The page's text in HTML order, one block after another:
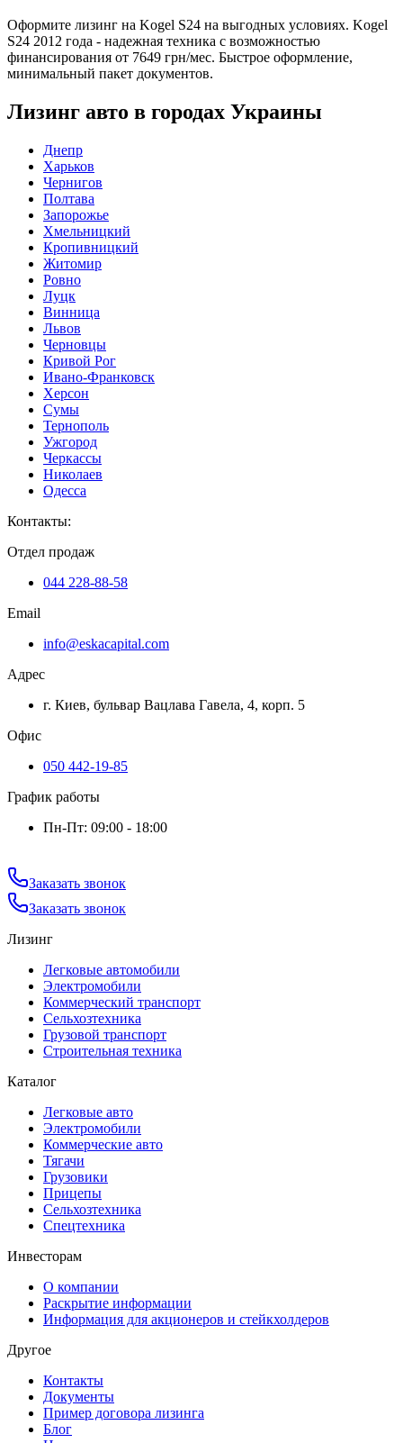
Оформите лизинг на Kogel S24 на выгодных условиях. Kogel
S24 2012 года - надежная техника с возможностью
финансирования от 7649 грн/мес. Быстрое оформление,
минимальный пакет документов.
Лизинг авто в городах Украины
Днепр
Харьков
Чернигов
Полтава
Запорожье
Хмельницкий
Кропивницкий
Житомир
Ровно
Луцк
Винница
Львов
Черновцы
Кривой Рог
Ивано-Франковск
Херсон
Сумы
Тернополь
Ужгород
Черкассы
Николаев
Одесса
Контакты:
Отдел продаж
044 228-88-58
Email
info@eskacapital.com
Адрес
г. Киев, бульвар Вацлава Гавела, 4, корп. 5
Офис
050 442-19-85
График работы
Пн-Пт: 09:00 - 18:00
Заказать звонок
Заказать звонок
Лизинг
Легковые автомобили
Электромобили
Коммерческий транспорт
Сельхозтехника
Грузовой транспорт
Строительная техника
Каталог
Легковые авто
Электромобили
Коммерческие авто
Тягачи
Грузовики
Прицепы
Сельхозтехника
Спецтехника
Инвесторам
О компании
Раскрытие информации
Информация для акционеров и стейкхолдеров
Другое
Контакты
Документы
Пример договора лизинга
Блог